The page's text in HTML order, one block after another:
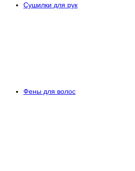
Сушилки для рук
Фены для волос